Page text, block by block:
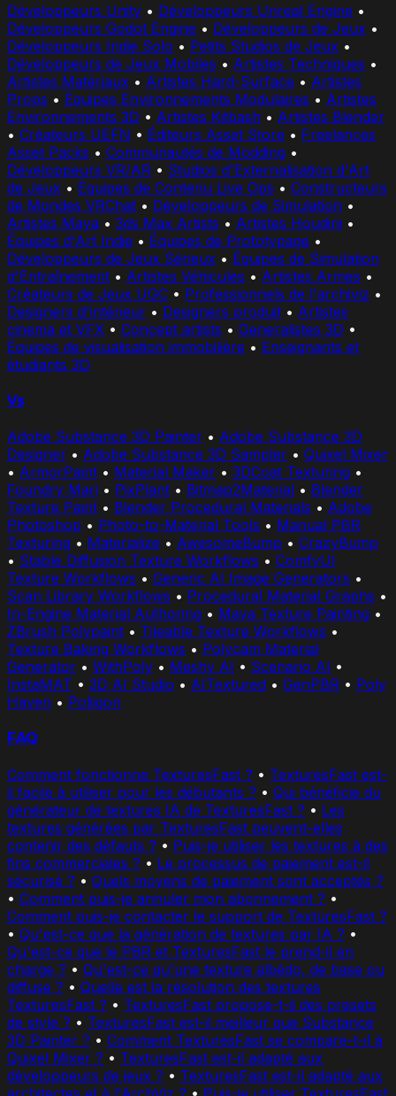
Développeurs Unity • Développeurs Unreal Engine •
Développeurs Godot Engine • Développeurs de Jeux •
Développeurs Indie Solo • Petits Studios de Jeux •
Développeurs de Jeux Mobiles • Artistes Techniques •
Artistes Matériaux • Artistes Hard-Surface • Artistes
Props • Équipes Environnements Modulaires • Artistes
Environnements 3D • Artistes Kitbash • Artistes Blender
• Créateurs UEFN • Éditeurs Asset Store • Freelances
Asset Packs • Communautés de Modding •
Développeurs VR/AR • Studios d'Externalisation d'Art
de Jeux • Équipes de Contenu Live Ops • Constructeurs
de Mondes VRChat • Développeurs de Simulation •
Artistes Maya • 3ds Max Artists • Artistes Houdini •
Équipes d'Art Indie • Équipes de Prototypage •
Développeurs de Jeux Sérieux • Équipes de Simulation
d'Entraînement • Artistes Véhicules • Artistes Armes •
Créateurs de Jeux UGC • Professionnels de l'archiviz •
Designers d'intérieur • Designers produit • Artistes
cinema et VFX • Concept artists • Generalistes 3D •
Équipes de visualisation immobilière • Enseignants et
étudiants 3D
Vs
Adobe Substance 3D Painter • Adobe Substance 3D
Designer • Adobe Substance 3D Sampler • Quixel Mixer
• ArmorPaint • Material Maker • 3DCoat Texturing •
Foundry Mari • PixPlant • Bitmap2Material • Blender
Texture Paint • Blender Procedural Materials • Adobe
Photoshop • Photo-to-Material Tools • Manual PBR
Texturing • Materialize • AwesomeBump • CrazyBump
• Stable Diffusion Texture Workflows • ComfyUI
Texture Workflows • Generic AI Image Generators •
Scan Library Workflows • Procedural Material Graphs •
In-Engine Material Authoring • Maya Texture Painting •
ZBrush Polypaint • Tileable Texture Workflows •
Texture Baking Workflows • Polycam Material
Generator • WithPoly • Meshy AI • Scenario AI •
InstaMAT • 3D AI Studio • AITextured • GenPBR • Poly
Haven • Poliigon
FAQ
Comment fonctionne TexturesFast ? • TexturesFast est-
il facile à utiliser pour les débutants ? • Qui bénéficie du
générateur de textures IA de TexturesFast ? • Les
textures générées par TexturesFast peuvent-elles
contenir des défauts ? • Puis-je utiliser les textures à des
fins commerciales ? • Le processus de paiement est-il
sécurisé ? • Quels moyens de paiement sont acceptés ?
• Comment puis-je annuler mon abonnement ? •
Comment puis-je contacter le support de TexturesFast ?
• Qu'est-ce que la génération de textures par IA ? •
Qu'est-ce que le PBR et TexturesFast le prend-il en
charge ? • Qu'est-ce qu'une texture albédo, de base ou
diffuse ? • Quelle est la résolution des textures
TexturesFast ? • TexturesFast propose-t-il des presets
de style ? • TexturesFast est-il meilleur que Substance
3D Painter ? • Comment TexturesFast se compare-t-il à
Quixel Mixer ? • TexturesFast est-il adapté aux
développeurs de jeux ? • TexturesFast est-il adapté aux